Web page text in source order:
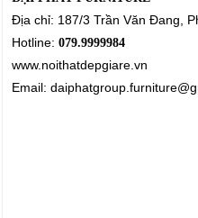
Địa chỉ: 187/3 Trần Văn Đang,
Hotline:079.9999984
www.noithatdepgiare.vn
Email: